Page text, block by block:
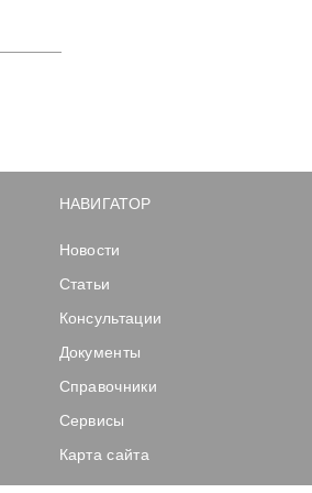
НАВИГАТОР
Новости
Статьи
Консультации
Документы
Справочники
Сервисы
Карта сайта